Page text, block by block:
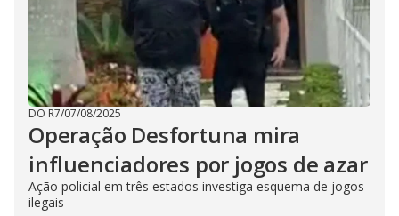
DO R7/07/08/2025
Operação Desfortuna mira
influenciadores por jogos de azar
Ação policial em três estados investiga esquema de jogos
ilegais